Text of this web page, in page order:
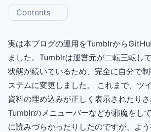
Contents
実は本ブログの運用をTumblrから
ました。Tumblrは運営元が二転三転し
状態が続いているため、完全に自分で
ステムに変更しました。 これまで、ツ
資料の埋め込みが正しく表示されたりさ
Tumblrのメニューバーなどが邪魔をし
に読みづらかったりしたのですが、よ